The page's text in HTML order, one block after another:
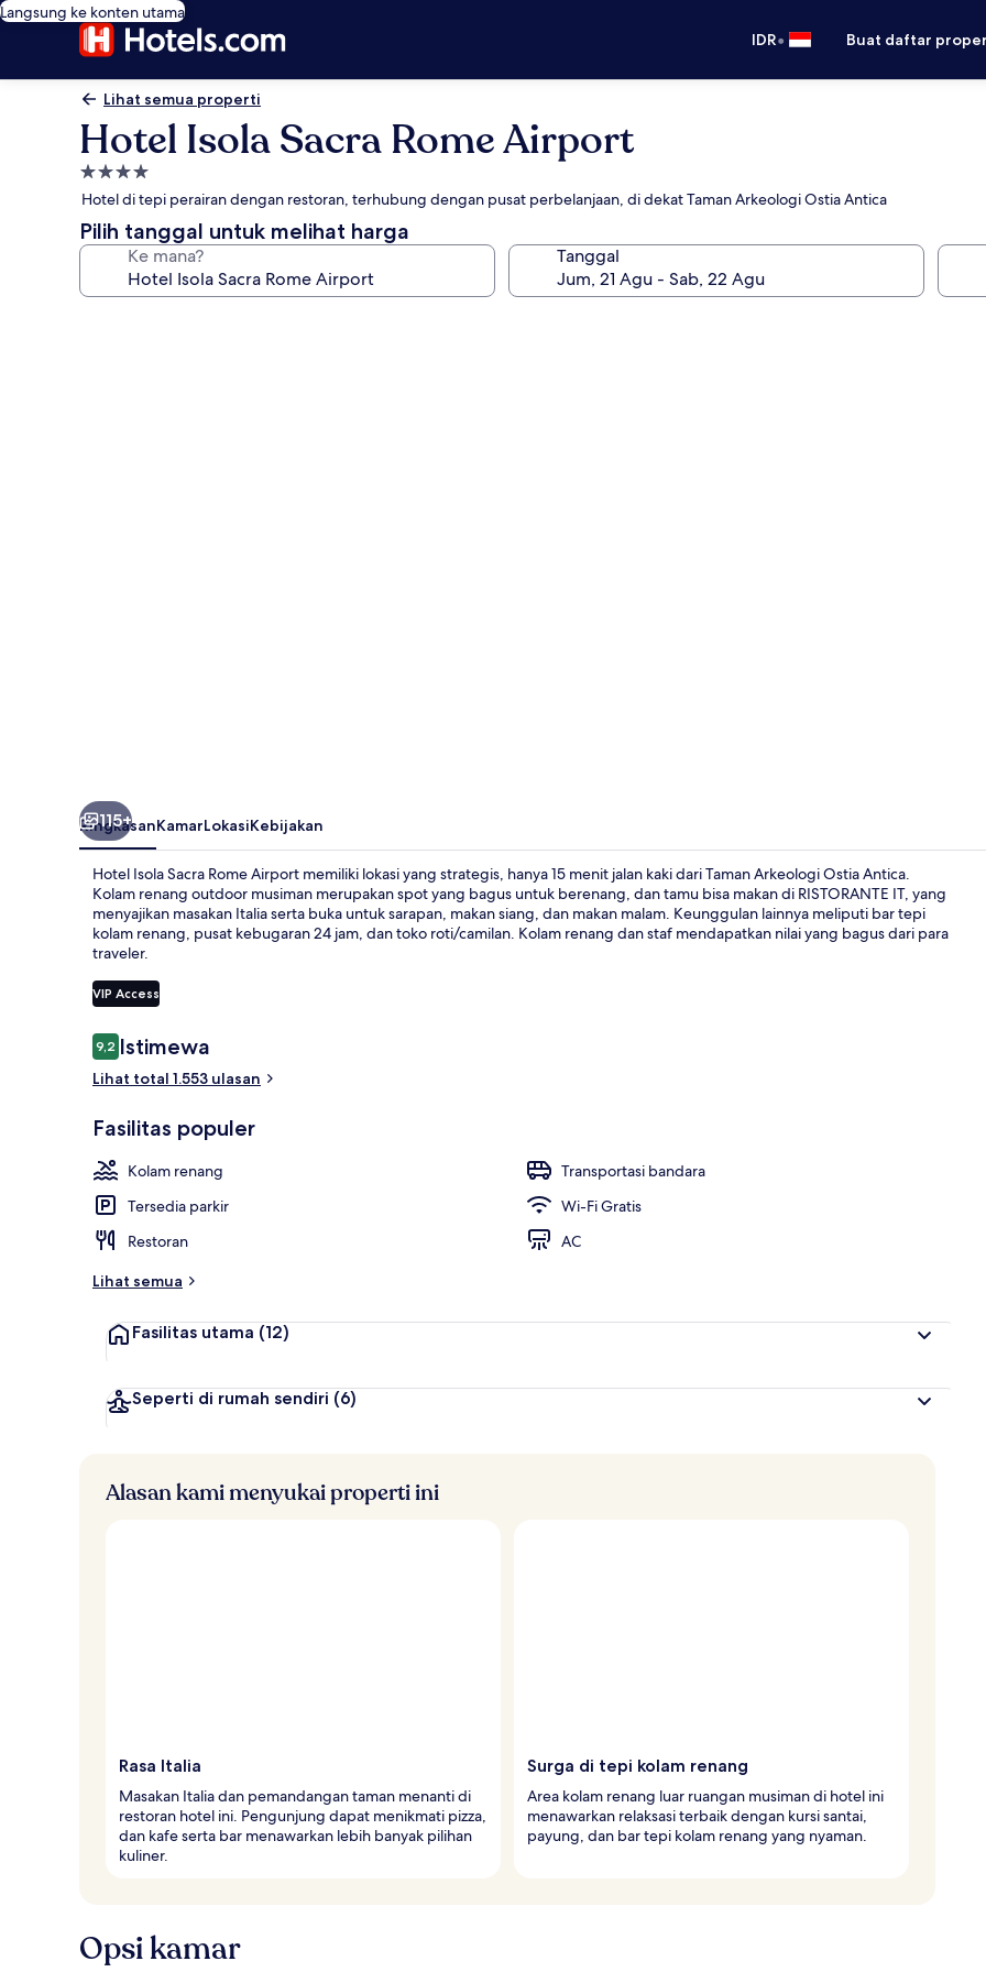
Langsung ke konten utama
IDR• Buat daftar
Lihat semua properti
Hotel Isola Sacra Rome Airport
Properti
bintang
4.0
Hotel di tepi perairan dengan restoran, terhubung dengan pusat perbelanjaan, di dekat Taman Arkeologi Ostia Antica
Pilih tanggal untuk melihat harga
Ke mana? Tanggal
Bagian
115+
RingkasanKamarLokasiKebijakan
Hotel Isola Sacra Rome Airport memiliki lokasi yang strategis, hanya 15 menit jalan kaki dari Taman Arkeologi Ostia Antica.
Kolam renang outdoor musiman merupakan spot yang bagus untuk berenang, dan tamu bisa makan di RISTORANTE IT, yang
menyajikan masakan Italia serta buka untuk sarapan, makan siang, dan makan malam. Keunggulan lainnya meliputi bar tepi
kolam renang, pusat kebugaran 24 jam, dan toko roti/camilan. Kolam renang dan staf mendapatkan nilai yang bagus dari para
traveler.
VIP Access
Ulasan
9,29,2 dari 10
Istimewa
Lihat total 1.553 ulasan
Fasilitas populer
Kolam renang
Transportasi bandara
Tersedia parkir
Wi-Fi Gratis
Restoran
AC
Lihat semua
Fasilitas utama (12)
Seperti di rumah sendiri (6)
Alasan kami menyukai properti ini
Rasa Italia
Masakan Italia dan pemandangan taman menanti di
restoran hotel ini. Pengunjung dapat menikmati pizza,
dan kafe serta bar menawarkan lebih banyak pilihan
kuliner.
Surga di tepi kolam renang
Area kolam renang luar ruangan musiman di hotel ini
menawarkan relaksasi terbaik dengan kursi santai,
payung, dan bar tepi kolam renang yang nyaman.
Opsi kamar